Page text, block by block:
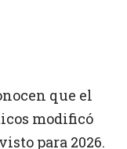
que el
modificó
para 2026.